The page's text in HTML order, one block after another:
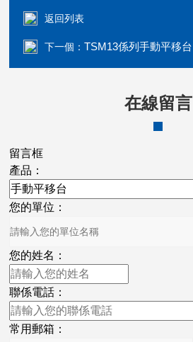
返回列表
下一個：TSM13係列手動平移台
在線留言
留言框
產品：
您的單位：
您的姓名：
聯係電話：
常用郵箱：